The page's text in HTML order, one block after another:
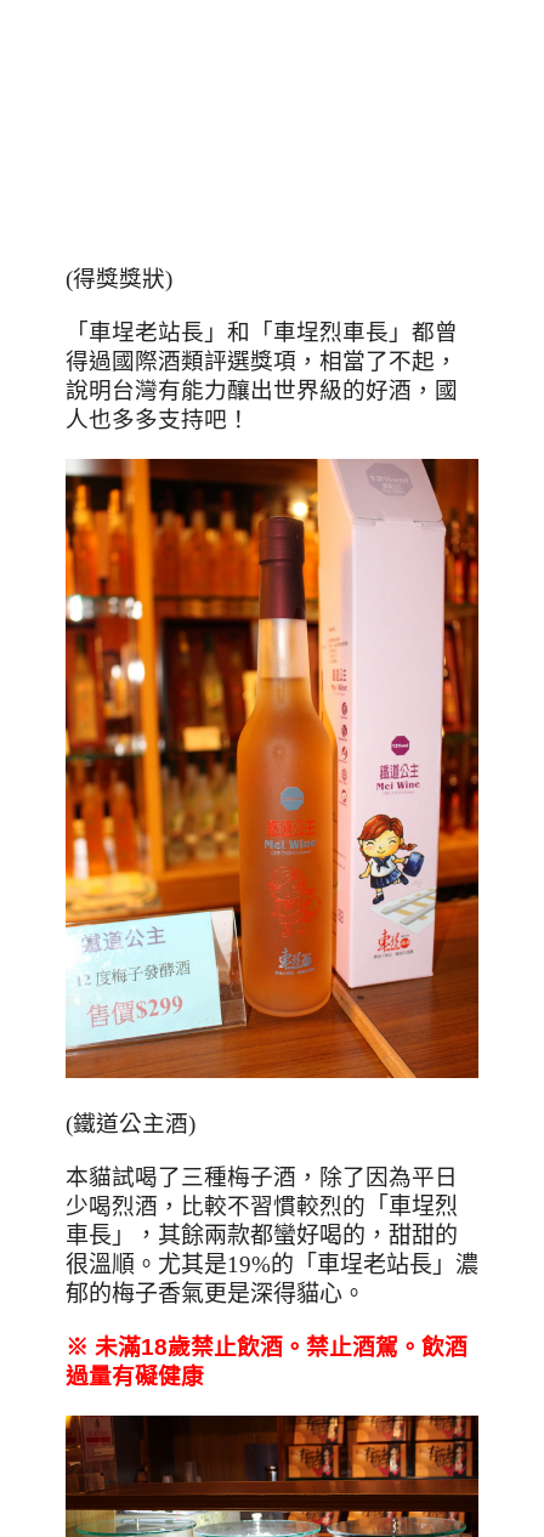
(得獎獎狀)
「車埕老站長」和「車埕烈車長」都曾
得過國際酒類評選獎項， 相當了不起，
說明台灣有能力釀出世界級的好酒，國
人也多多支持吧！
(鐵道公主酒)
本貓試喝了三種梅子酒，除了因為平日
少喝烈酒，比較不習慣較烈的 「車埕烈
車長」，其餘兩款都蠻好喝的，甜甜的
很溫順。尤其是19%的 「車埕老站長」濃
郁的梅子香氣更是深得貓心。
※ 未滿18歲禁止飲酒。禁止酒駕。飲酒
過量有礙健康